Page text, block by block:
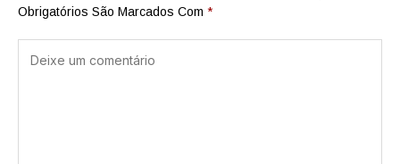
Obrigatórios São Marcados Com *